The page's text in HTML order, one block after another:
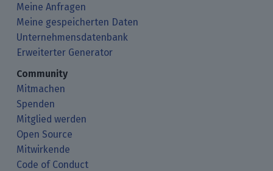
Meine Anfragen
Meine gespeicherten Daten
Unternehmensdatenbank
Erweiterter Generator
Community
Mitmachen
Spenden
Mitglied werden
Open Source
Mitwirkende
Code of Conduct